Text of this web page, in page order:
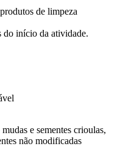
de limpeza
do início da atividade.
e sementes crioulas,
não modificadas